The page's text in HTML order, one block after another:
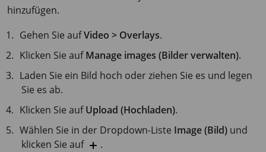
hinzufügen.
Gehen Sie aufVideo > Overlays.
Klicken Sie aufManage images (Bilder verwalten).
Laden Sie ein Bild hoch oder ziehen Sie es und legen
Sie es ab.
Klicken Sie aufUpload (Hochladen).
Wählen Sie in der Dropdown-Liste Image (Bild) und
klicken Sie auf
.